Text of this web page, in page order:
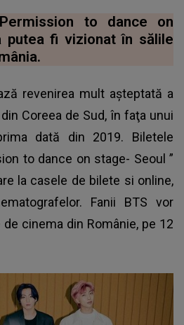
to dance on
putea fi vizionat în sălile
revenirea mult aşteptată a
Coreea de Sud, în faţa unui
dată din 2019. Biletele
to dance on stage- Seoul ”
la casele de bilete si online,
Fanii BTS vor
cinema din Românie, pe 12